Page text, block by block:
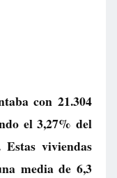
con 21.304
el 3,27% del
viviendas
media de 6,3